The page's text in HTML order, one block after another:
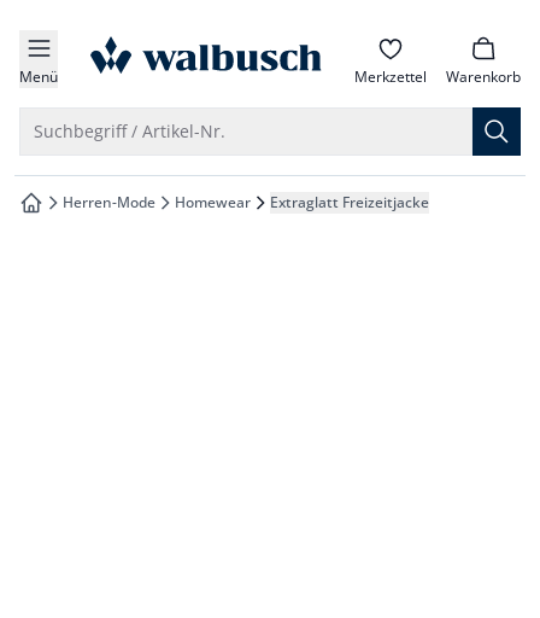
springen
springen
springen
springen
Menü zur Startseite Merkzettel Warenkorb
Suchbegriff / Artikel-Nr.
zur Startseite
Herren-Mode Homewear Extraglatt Freizeitjacke